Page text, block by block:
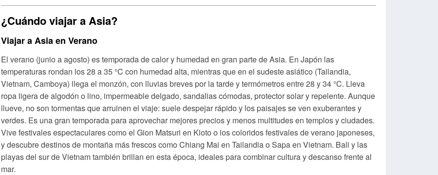
¿Cuándo viajar a Asia?
Viajar a Asia en Verano
El verano (junio a agosto) es temporada de calor y humedad en gran parte de Asia. En Japón las
temperaturas rondan los 28 a 35 °C con humedad alta, mientras que en el sudeste asiático (Tailandia,
Vietnam, Camboya) llega el monzón, con lluvias breves por la tarde y termómetros entre 28 y 34 °C. Lleva
ropa ligera de algodón o lino, impermeable delgado, sandalias cómodas, protector solar y repelente. Aunque
llueve, no son tormentas que arruinen el viaje: suele despejar rápido y los paisajes se ven exuberantes y
verdes. Es una gran temporada para aprovechar mejores precios y menos multitudes en templos y ciudades.
Vive festivales espectaculares como el Gion Matsuri en Kioto o los coloridos festivales de verano japoneses,
y descubre destinos de montaña más frescos como Chiang Mai en Tailandia o Sapa en Vietnam. Bali y las
playas del sur de Vietnam también brillan en esta época, ideales para combinar cultura y descanso frente al
mar.